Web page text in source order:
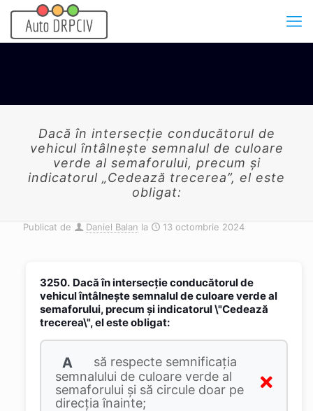
Dacă în intersecţie conducătorul de
vehicul întâlneşte semnalul de culoare
verde al semaforului, precum şi
indicatorul „Cedează trecerea”, el este
obligat:
Publicat de Daniel Balan la 13 octombrie 2024
3250. Dacă în intersecţie conducătorul de
vehicul întâlneşte semnalul de culoare verde al
semaforului, precum şi indicatorul \"Cedează
trecerea\", el este obligat:
A
să respecte semnificaţia
semnalului de culoare verde al
semaforului şi să circule doar pe
direcţia înainte;